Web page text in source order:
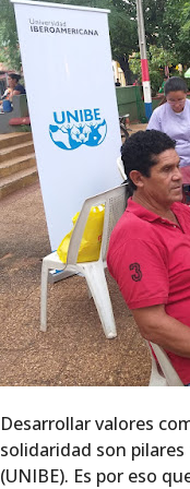
Desarrollar valores
solidaridad son
(UNIBE). Es por eso